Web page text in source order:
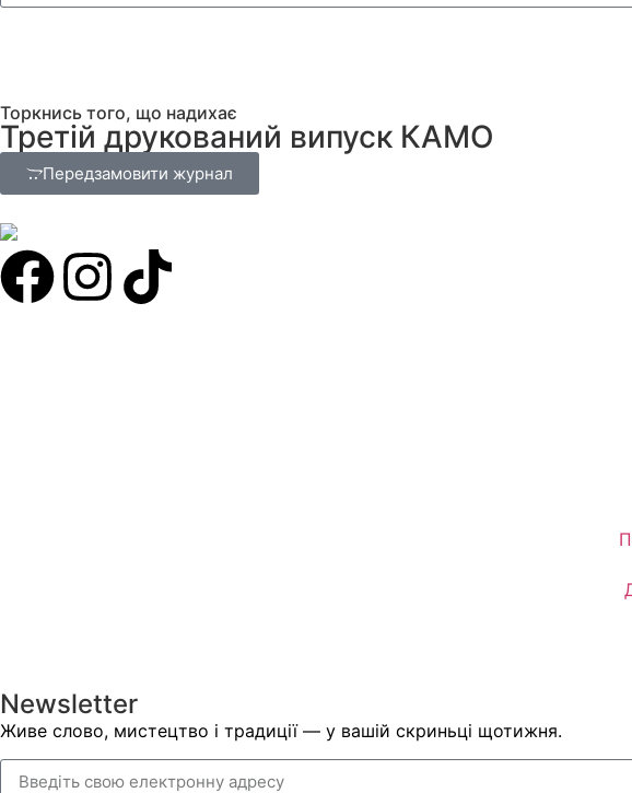
Торкнись того, що надихає
Третій друкований випуск КАМО
Передзамовити журнал
Newsletter
Живе слово, мистецтво і традиції — у вашій скриньці щотижня.